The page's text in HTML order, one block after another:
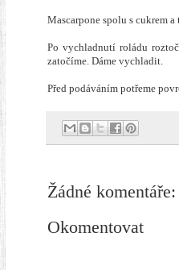
Mascarpone spolu s cukrem
Po vychladnutí roládu
zatočíme. Dáme vychladit.
Před podáváním potřeme
Žádné komentáře:
Okomentovat